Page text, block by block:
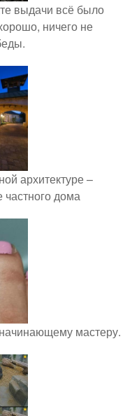
выдачи всё было
ничего не
архитектуре –
частного дома
мастеру.